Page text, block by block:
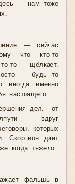
— нам тоже
— сейчас
что кто-то
то щёлкает.
— будь то
иногда именно
настоящего.
дел. Тот
— вдруг
которых
Скорпион даёт
когда тяжело.
фальшь в